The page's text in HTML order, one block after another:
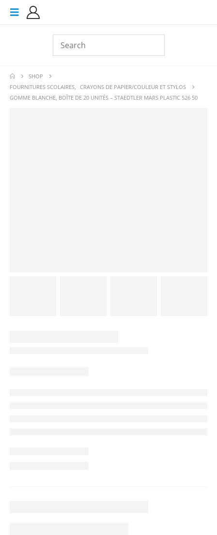
SHOP
FOURNITURES SCOLAIRES, CRAYONS DE PAPIER/COULEUR ET STYLOS
GOMME BLANCHE, BOÎTE DE 20 UNITÉS – STAEDTLER MARS PLASTIC 526 50